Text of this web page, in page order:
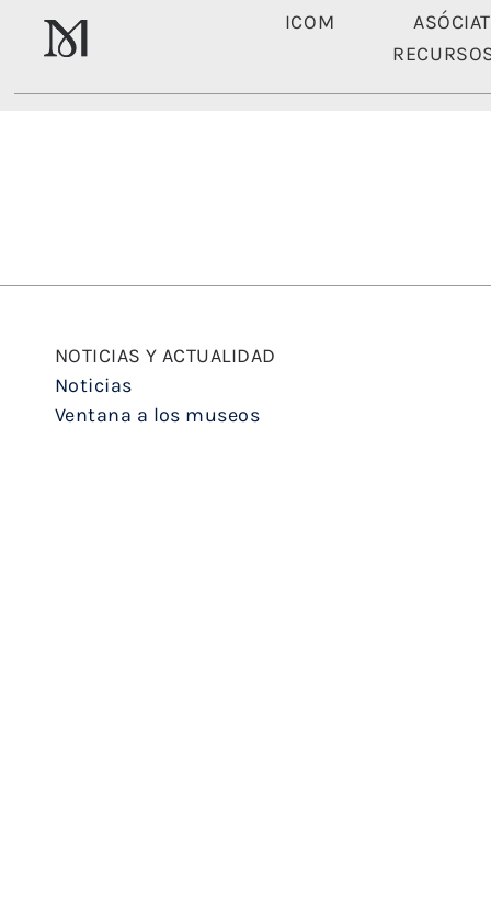
ICOM
NOTICIAS Y ACTUALIDAD
Noticias
Ventana a los museos